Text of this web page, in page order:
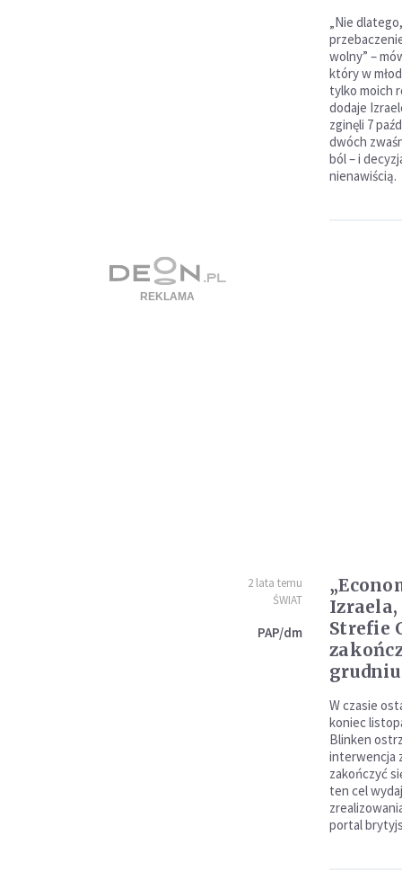
„Nie
wolny” –
który w
tylko moich
dodaje
zginęli 7
dwóch
ból – i
nienawiścią.
2 lata temu
ŚWIAT
PAP/dm
Strefie
grudniu
W czasie
koniec
Blinken
interwencja
zakończyć
ten cel
portal